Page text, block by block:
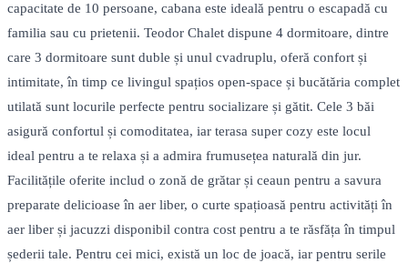
capacitate de 10 persoane, cabana este ideală pentru o escapadă cu
familia sau cu prietenii. Teodor Chalet dispune 4 dormitoare, dintre
care 3 dormitoare sunt duble și unul cvadruplu, oferă confort și
intimitate, în timp ce livingul spațios open-space și bucătăria complet
utilată sunt locurile perfecte pentru socializare și gătit. Cele 3 băi
asigură confortul și comoditatea, iar terasa super cozy este locul
ideal pentru a te relaxa și a admira frumusețea naturală din jur.
Facilitățile oferite includ o zonă de grătar și ceaun pentru a savura
preparate delicioase în aer liber, o curte spațioasă pentru activități în
aer liber și jacuzzi disponibil contra cost pentru a te răsfăța în timpul
șederii tale. Pentru cei mici, există un loc de joacă, iar pentru serile